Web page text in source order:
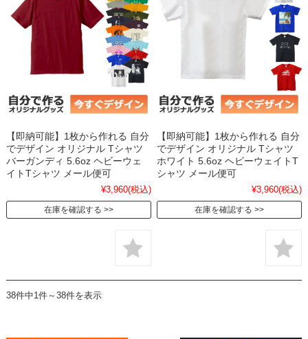
【即納可能】1枚から作れる 自分
でデザイン オリジナル Tシャツ
バーガンディ 5.6oz ヘビーウェ
イトTシャツ メール便可
¥3,960(税込)
在庫を確認する
【即納可能】1枚から作れる 自分
でデザイン オリジナル Tシャツ
ホワイト 5.6oz ヘビーウェイトT
シャツ メール便可
¥3,960(税込)
在庫を確認する
38件中1件～38件を表示